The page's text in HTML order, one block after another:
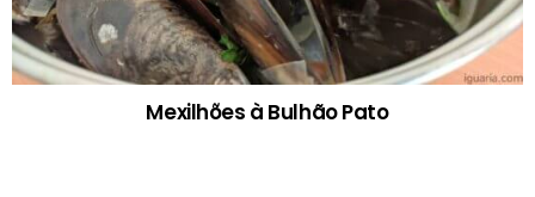
Mexilhões à Bulhão Pato